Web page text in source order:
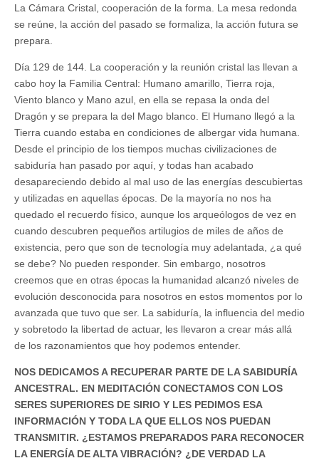
La Cámara Cristal, cooperación de la forma. La mesa redonda
se reúne, la acción del pasado se formaliza, la acción futura se
prepara.
Día 129 de 144. La cooperación y la reunión cristal las llevan a
cabo hoy la Familia Central: Humano amarillo, Tierra roja,
Viento blanco y Mano azul, en ella se repasa la onda del
Dragón y se prepara la del Mago blanco. El Humano llegó a la
Tierra cuando estaba en condiciones de albergar vida humana.
Desde el principio de los tiempos muchas civilizaciones de
sabiduría han pasado por aquí, y todas han acabado
desapareciendo debido al mal uso de las energías descubiertas
y utilizadas en aquellas épocas. De la mayoría no nos ha
quedado el recuerdo físico, aunque los arqueólogos de vez en
cuando descubren pequeños artilugios de miles de años de
existencia, pero que son de tecnología muy adelantada, ¿a qué
se debe? No pueden responder. Sin embargo, nosotros
creemos que en otras épocas la humanidad alcanzó niveles de
evolución desconocida para nosotros en estos momentos por lo
avanzada que tuvo que ser. La sabiduría, la influencia del medio
y sobretodo la libertad de actuar, les llevaron a crear más allá
de los razonamientos que hoy podemos entender.
NOS DEDICAMOS A RECUPERAR PARTE DE LA SABIDURÍA
ANCESTRAL. EN MEDITACIÓN CONECTAMOS CON LOS
SERES SUPERIORES DE SIRIO Y LES PEDIMOS ESA
INFORMACIÓN Y TODA LA QUE ELLOS NOS PUEDAN
TRANSMITIR. ¿ESTAMOS PREPARADOS PARA RECONOCER
LA ENERGÍA DE ALTA VIBRACIÓN? ¿DE VERDAD LA